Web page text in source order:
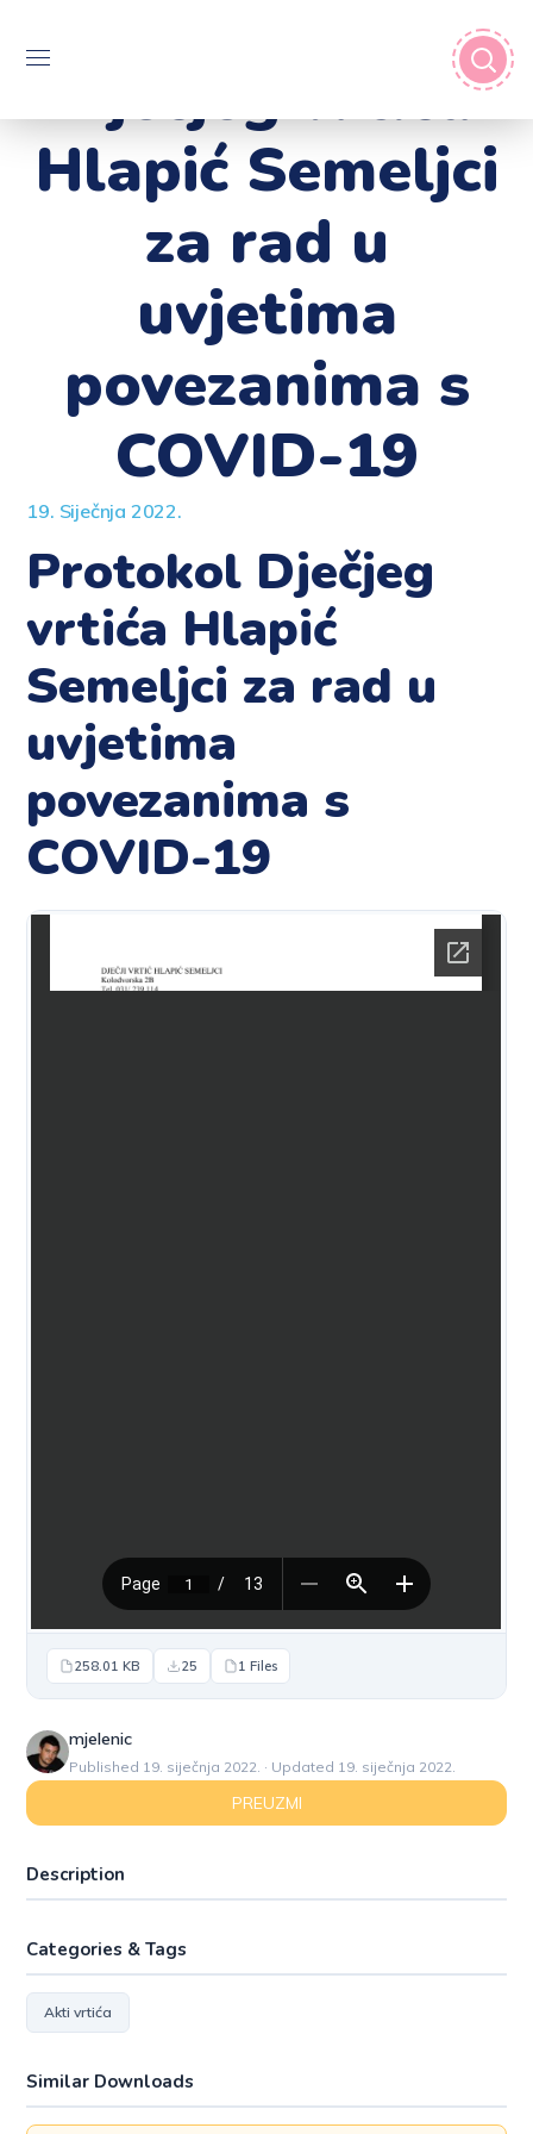
Dječjeg vrtića
Hlapić Semeljci
za rad u
uvjetima
povezanima s
COVID-19
19. Siječnja 2022.
Protokol Dječjeg
vrtića Hlapić
Semeljci za rad u
uvjetima
povezanima s
COVID-19
258.01 KB 25 1 Files
mjelenic
Published 19. siječnja 2022. · Updated 19. siječnja 2022.
PREUZMI
Description
Categories & Tags
Akti vrtića
Similar Downloads